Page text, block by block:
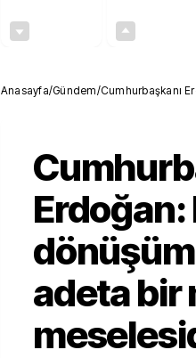
Anasayfa/Gündem/Cumhurbaşkanı
adeta bir